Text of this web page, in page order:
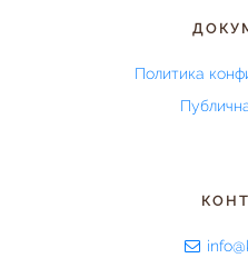
Политика